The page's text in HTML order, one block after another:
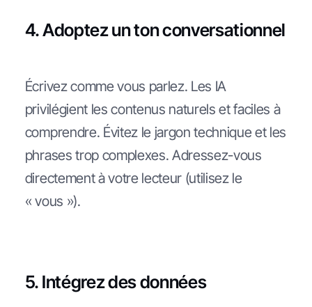
4. Adoptez un ton conversationnel
Écrivez comme vous parlez. Les IA
privilégient les contenus naturels et faciles à
comprendre. Évitez le jargon technique et les
phrases trop complexes. Adressez-vous
directement à votre lecteur (utilisez le
« vous »).
5. Intégrez des données